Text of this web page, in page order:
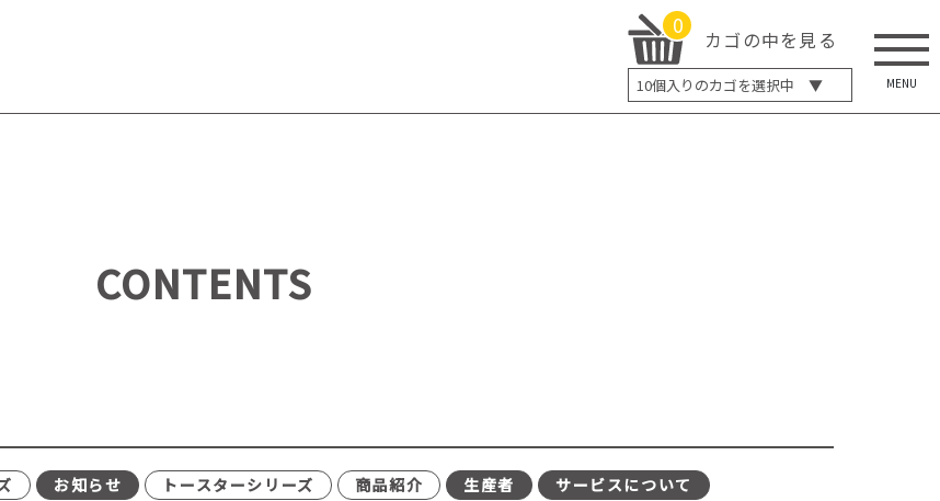
0
カゴの中を見る
10個入りのカゴを選択中 ▼
5個入り
MENU
CONTENTS
お知らせ トースターシリーズ 商品紹介 生産者
サービスについて